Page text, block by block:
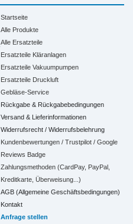
Startseite
Alle Produkte
Alle Ersatzteile
Ersatzteile Kläranlagen
Ersatzteile Vakuumpumpen
Ersatzteile Druckluft
Gebläse-Service
Rückgabe & Rückgabebedingungen
Versand & Lieferinformationen
Widerrufsrecht / Widerrufsbelehrung
Kundenbewertungen / Trustpilot / Google
Reviews Badge
Zahlungsmethoden (CardPay, PayPal,
Kreditkarte, Überweisung...)
AGB (Allgemeine Geschäftsbedingungen)
Kontakt
Anfrage stellen